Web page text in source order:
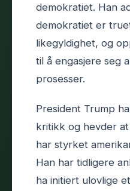
demokratiet. Han
demokratiet er
likegyldighet, og
til å engasjere seg
prosesser.
President Trump
kritikk og hevder at
har styrket
Han har tidligere
ha initiert ulovlige